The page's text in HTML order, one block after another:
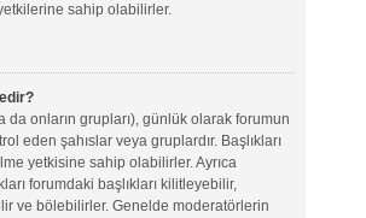
sahip olabilirler.
da onların grupları), günlük olarak forumun
eden şahıslar veya gruplardır. Başlıkları
yetkisine sahip olabilirler. Ayrıca
forumdaki başlıkları kilitleyebilir,
ve bölebilirler. Genelde moderatörlerin